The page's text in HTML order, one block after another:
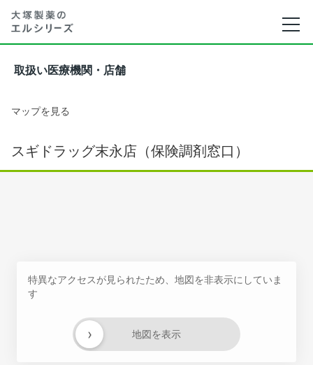
取扱い医療機関・店舗
マップを見る
スギドラッグ末永店（保険調剤窓口）
特異なアクセスが見られたため、地図を非表示にしていま
す
地図を表示
›